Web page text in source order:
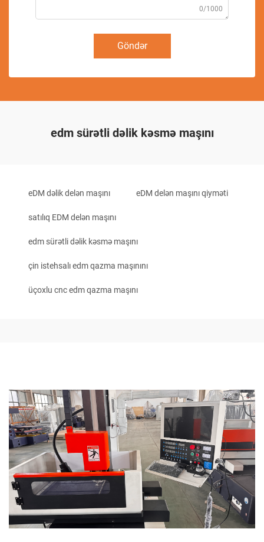
0/1000
Göndər
edm sürətli dəlik kəsmə maşını
eDM dəlik delən maşını eDM delən maşını qiyməti
satılıq EDM delən maşını
edm sürətli dəlik kəsmə maşını
çin istehsalı edm qazma maşınını
üçoxlu cnc edm qazma maşını